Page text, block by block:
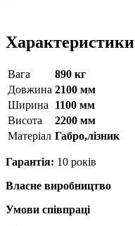
Характеристики
Вага
890 кг
Довжина 2100 мм
Ширина
1100 мм
Висота
2200 мм
Матерiал Габро,лізник
Гарантія: 10 років
Власне виробництво
Умови співпраці